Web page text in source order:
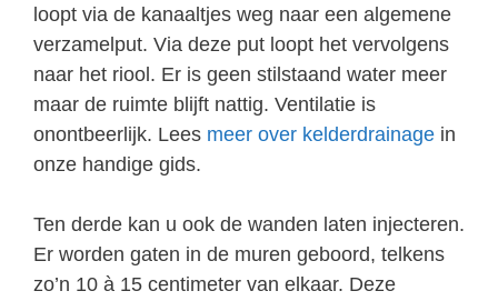
loopt via de kanaaltjes weg naar een algemene
verzamelput. Via deze put loopt het vervolgens
naar het riool. Er is geen stilstaand water meer
maar de ruimte blijft nattig. Ventilatie is
onontbeerlijk. Lees meer over kelderdrainage in
onze handige gids.
Ten derde kan u ook de wanden laten injecteren.
Er worden gaten in de muren geboord, telkens
zo’n 10 à 15 centimeter van elkaar. Deze